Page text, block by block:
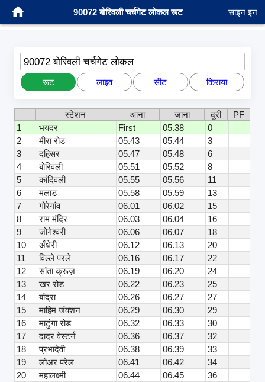
90072 बोरिवली चर्चगेट लोकल रूट साइन इन
90072 बोरिवली चर्चगेट लोकल
रूट लाइव सीट किराया
स्टेशन आना जाना दूरी
PF
1
भयंदर First 05.38
0
2
मीरा रोड 05.43 05.44
3
3
दहिसर 05.47 05.48
6
4
बोरिवली 05.51 05.52
8
5
कांदिवली 05.55 05.56
11
6
मलाड 05.58 05.59
13
7
गोरेगांव 06.01 06.02
15
8
राम मंदिर 06.03 06.04
16
9
जोगेश्वरी 06.06 06.07
18
10
अँधेरी 06.12 06.13
20
11
विल्ले परले 06.16 06.17
22
12
सांता क्रूज़ 06.19 06.20
24
13
खर रोड 06.22 06.23
25
14
बांद्रा 06.26 06.27
27
15
माहिम जंक्शन 06.29 06.30
29
16
माटुंगा रोड 06.32 06.33
30
17
दादर वेस्टर्न 06.36 06.37
32
18
प्रभादेवी 06.38 06.39
33
19
लोअर परेल 06.41 06.42
34
20
महालक्ष्मी 06.44 06.45
36